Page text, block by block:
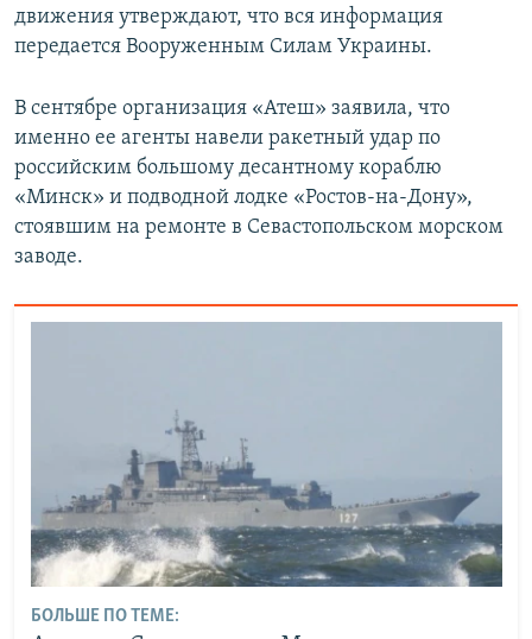
движения утверждают, что вся информация
передается Вооруженным Силам Украины.
В сентябре организация «Атеш» заявила, что
именно ее агенты навели ракетный удар по
российским большому десантному кораблю
«Минск» и подводной лодке «Ростов-на-Дону»,
стоявшим на ремонте в Севастопольском морском
заводе.
БОЛЬШЕ ПО ТЕМЕ: